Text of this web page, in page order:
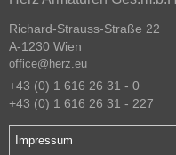
Richard-Strauss-Straße 22
A-1230 Wien
office@herz.eu
+43 (0) 1 616 26 31 - 0
+43 (0) 1 616 26 31 - 227
Impressum